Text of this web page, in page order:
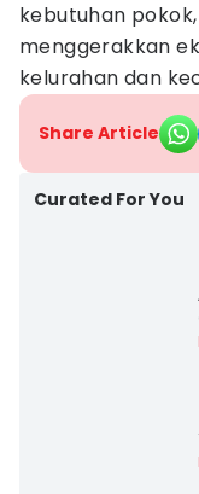
kebutuhan
menggerakkan
kelurahan dan
Share Article
Curated For You